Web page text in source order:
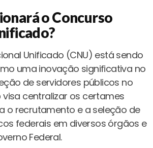
o Concurso
?
Unificado (CNU) está sendo
uma inovação significativa no
de servidores públicos no
visa centralizar os certames
o recrutamento e a seleção de
federais em diversos órgãos e
Federal.